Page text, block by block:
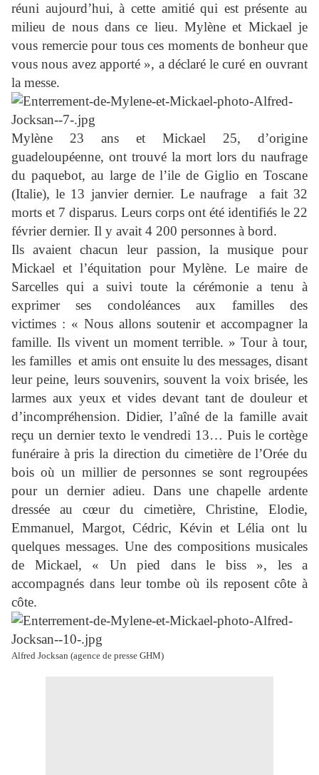
réuni aujourd’hui, à cette amitié qui est présente au
milieu de nous dans ce lieu. Mylène et Mickael je
vous remercie pour tous ces moments de bonheur que
vous nous avez apporté », a déclaré le curé en ouvrant
la messe.
Mylène 23 ans et Mickael 25, d’origine
guadeloupéenne, ont trouvé la mort lors du naufrage
du paquebot, au large de l’ile de Giglio en Toscane
(Italie), le 13 janvier dernier. Le naufrage a fait 32
morts et 7 disparus. Leurs corps ont été identifiés le 22
février dernier. Il y avait 4 200 personnes à bord.
Ils avaient chacun leur passion, la musique pour
Mickael et l’équitation pour Mylène. Le maire de
Sarcelles qui a suivi toute la cérémonie a tenu à
exprimer ses condoléances aux familles des
victimes : « Nous allons soutenir et accompagner la
famille. Ils vivent un moment terrible. » Tour à tour,
les familles et amis ont ensuite lu des messages, disant
leur peine, leurs souvenirs, souvent la voix brisée, les
larmes aux yeux et vides devant tant de douleur et
d’incompréhension. Didier, l’aîné de la famille avait
reçu un dernier texto le vendredi 13… Puis le cortège
funéraire à pris la direction du cimetière de l’Orée du
bois où un millier de personnes se sont regroupées
pour un dernier adieu. Dans une chapelle ardente
dressée au cœur du cimetière, Christine, Elodie,
Emmanuel, Margot, Cédric, Kévin et Lélia ont lu
quelques messages. Une des compositions musicales
de Mickael, « Un pied dans le biss », les a
accompagnés dans leur tombe où ils reposent côte à
côte.
Alfred Jocksan (agence de presse GHM)